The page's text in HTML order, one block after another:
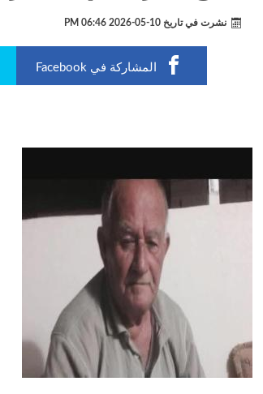
نشرت في تاريخ 10-05-2026 06:46 PM
المشاركة في Facebook